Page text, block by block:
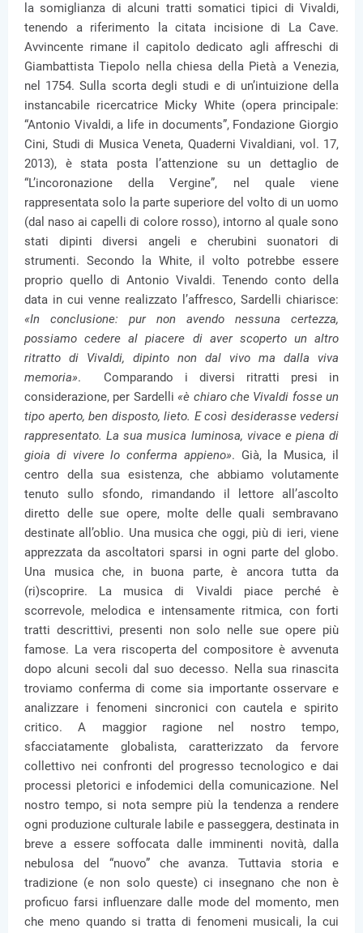
la somiglianza di alcuni tratti somatici tipici di Vivaldi,
tenendo a riferimento la citata incisione di La Cave.
Avvincente rimane il capitolo dedicato agli affreschi di
Giambattista Tiepolo nella chiesa della Pietà a Venezia,
nel 1754. Sulla scorta degli studi e di un’intuizione della
instancabile ricercatrice Micky White (opera principale:
“Antonio Vivaldi, a life in documents”, Fondazione Giorgio
Cini, Studi di Musica Veneta, Quaderni Vivaldiani, vol. 17,
2013), è stata posta l’attenzione su un dettaglio de
“L’incoronazione della Vergine”, nel quale viene
rappresentata solo la parte superiore del volto di un uomo
(dal naso ai capelli di colore rosso), intorno al quale sono
stati dipinti diversi angeli e cherubini suonatori di
strumenti. Secondo la White, il volto potrebbe essere
proprio quello di Antonio Vivaldi. Tenendo conto della
data in cui venne realizzato l’affresco, Sardelli chiarisce:
«In conclusione: pur non avendo nessuna certezza,
possiamo cedere al piacere di aver scoperto un altro
ritratto di Vivaldi, dipinto non dal vivo ma dalla viva
memoria». Comparando i diversi ritratti presi in
considerazione, per Sardelli«è chiaro che Vivaldi fosse un
tipo aperto, ben disposto, lieto. E così desiderasse vedersi
rappresentato. La sua musica luminosa, vivace e piena di
gioia di vivere lo conferma appieno». Già, la Musica, il
centro della sua esistenza, che abbiamo volutamente
tenuto sullo sfondo, rimandando il lettore all’ascolto
diretto delle sue opere, molte delle quali sembravano
destinate all’oblio. Una musica che oggi, più di ieri, viene
apprezzata da ascoltatori sparsi in ogni parte del globo.
Una musica che, in buona parte, è ancora tutta da
(ri)scoprire. La musica di Vivaldi piace perché è
scorrevole, melodica e intensamente ritmica, con forti
tratti descrittivi, presenti non solo nelle sue opere più
famose. La vera riscoperta del compositore è avvenuta
dopo alcuni secoli dal suo decesso. Nella sua rinascita
troviamo conferma di come sia importante osservare e
analizzare i fenomeni sincronici con cautela e spirito
critico. A maggior ragione nel nostro tempo,
sfacciatamente globalista, caratterizzato da fervore
collettivo nei confronti del progresso tecnologico e dai
processi pletorici e infodemici della comunicazione. Nel
nostro tempo, si nota sempre più la tendenza a rendere
ogni produzione culturale labile e passeggera, destinata in
breve a essere soffocata dalle imminenti novità, dalla
nebulosa del “nuovo” che avanza. Tuttavia storia e
tradizione (e non solo queste) ci insegnano che non è
proficuo farsi influenzare dalle mode del momento, men
che meno quando si tratta di fenomeni musicali, la cui